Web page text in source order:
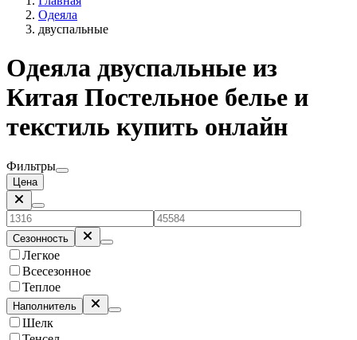
Одеяла
двуспальные
Одеяла двуспальные из
Китая Постельное белье и
текстиль купить онлайн
Фильтры
Цена
Сезонность
Легкое
Всесезонное
Теплое
Наполнитель
Шелк